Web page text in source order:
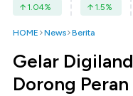
1.04% 1.5%
HOME News Berita
Gelar
Dorong